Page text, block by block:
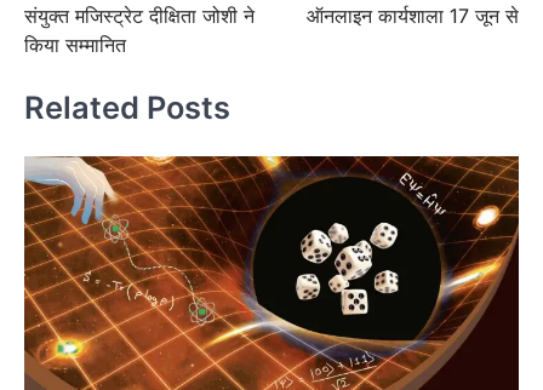
संयुक्त मजिस्ट्रेट दीक्षिता जोशी ने
किया सम्मानित
ऑनलाइन कार्यशाला 17 जून से
Related Posts